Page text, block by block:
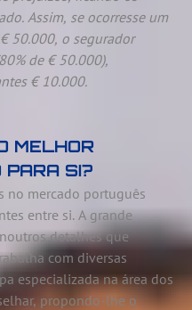
Assim, se ocorresse um
50.000, o segurador
de € 50.000),
€ 10.000.
MELHOR
PARA SI?
no mercado português
entre si. A grande
detalhes que
com diversas
especializada na área dos
propondo-lhe o